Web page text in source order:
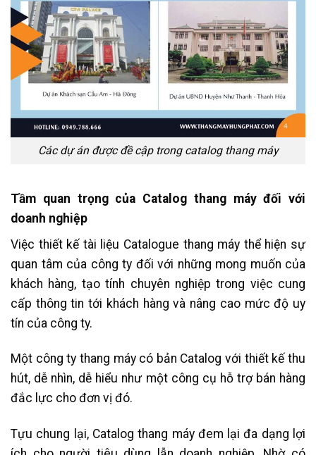
Các dự án được đề cập trong catalog thang máy
Tầm quan trọng của Catalog thang máy đối với
doanh nghiệp
Việc thiết kế tài liệu Catalogue thang máy thể hiện sự
quan tâm của công ty đối với những mong muốn của
khách hàng, tạo tính chuyên nghiệp trong việc cung
cấp thông tin tới khách hàng và nâng cao mức độ uy
tín của công ty.
Một công ty thang máy có bản Catalog với thiết kế thu
hút, dễ nhìn, dễ hiểu như một công cụ hỗ trợ bán hàng
đắc lực cho đơn vị đó.
Tựu chung lại, Catalog thang máy đem lại đa dạng lợi